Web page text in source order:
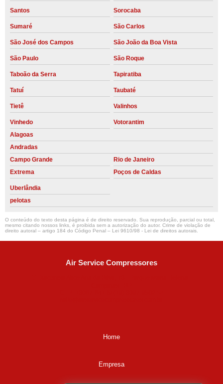
Santos Sorocaba
Sumaré São Carlos
São José dos Campos São João da Boa Vista
São Paulo São Roque
Taboão da Serra Tapiratiba
Tatuí Taubaté
Tietê Valinhos
Vinhedo
Votorantim
Alagoas
Andradas
Campo Grande
Rio de Janeiro
Extrema
Poços de Caldas
Uberlândia
pelotas
O conteúdo do texto desta página é de direito reservado. Sua reprodução, parcial ou total,
mesmo citando nossos links, é proibida sem a autorização do autor. Crime de violação de
direito autoral – artigo 184 do Código Penal – Lei 9610/98 - Lei de direitos autorais.
Air Service Compressores
Home
Empresa